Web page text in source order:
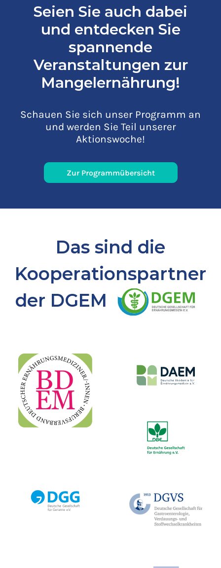
Seien Sie auch dabei
und entdecken Sie
spannende
Veranstaltungen zur
Mangelernährung!
Schauen Sie sich unser Programm an
und werden Sie Teil unserer
Aktionswoche!
Zur Programmübersicht
Das sind die
Kooperationspartner
der DGEM